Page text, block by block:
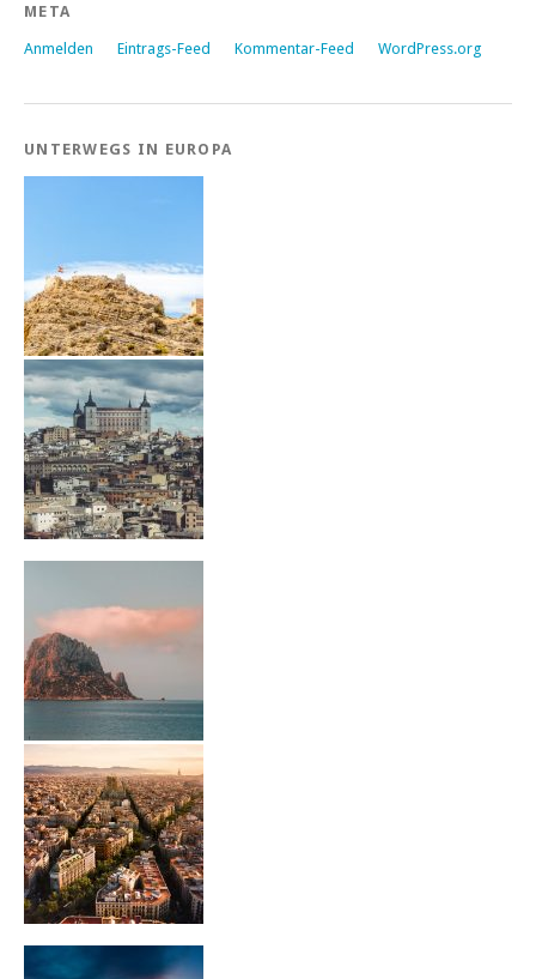
META
Anmelden Eintrags-Feed Kommentar-Feed WordPress.org
UNTERWEGS IN EUROPA